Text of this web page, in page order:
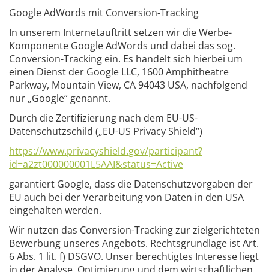
Google AdWords mit Conversion-Tracking
In unserem Internetauftritt setzen wir die Werbe-
Komponente Google AdWords und dabei das sog.
Conversion-Tracking ein. Es handelt sich hierbei um
einen Dienst der Google LLC, 1600 Amphitheatre
Parkway, Mountain View, CA 94043 USA, nachfolgend
nur „Google“ genannt.
Durch die Zertifizierung nach dem EU-US-
Datenschutzschild („EU-US Privacy Shield“)
https://www.privacyshield.gov/participant?
id=a2zt000000001L5AAI&status=Active
garantiert Google, dass die Datenschutzvorgaben der
EU auch bei der Verarbeitung von Daten in den USA
eingehalten werden.
Wir nutzen das Conversion-Tracking zur zielgerichteten
Bewerbung unseres Angebots. Rechtsgrundlage ist Art.
6 Abs. 1 lit. f) DSGVO. Unser berechtigtes Interesse liegt